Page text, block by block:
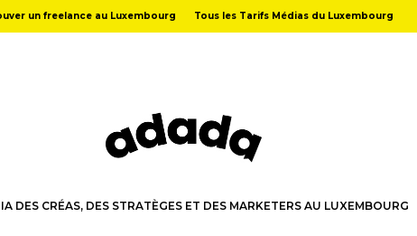
un freelance au Luxembourg Tous les Tarifs Médias du Luxembourg
DES CRÉAS, DES STRATÈGES ET DES MARKETERS AU LUXEMBOURG